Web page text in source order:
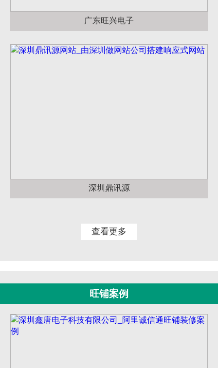
广东旺兴电子
深圳鼎讯源
查看更多
旺铺案例